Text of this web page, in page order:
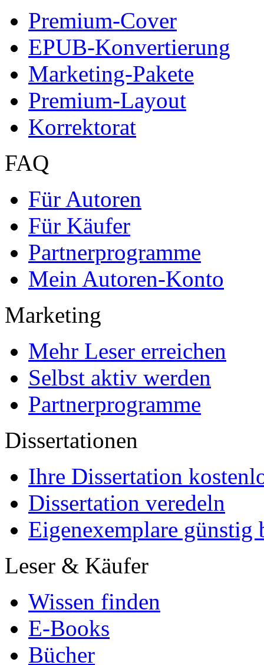
Premium-Cover
EPUB-Konvertierung
Marketing-Pakete
Premium-Layout
Korrektorat
FAQ
Für Autoren
Für Käufer
Partnerprogramme
Mein Autoren-Konto
Marketing
Mehr Leser erreichen
Selbst aktiv werden
Partnerprogramme
Dissertationen
Ihre Dissertation
Dissertation veredeln
Eigenexemplare günstig
Leser & Käufer
Wissen finden
E-Books
Bücher